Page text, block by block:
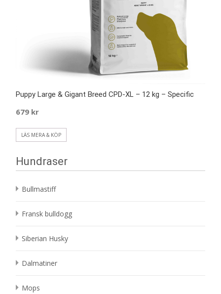
Puppy Large & Gigant Breed CPD-XL – 12 kg – Specific
679 kr
LÄS MERA & KÖP
Hundraser
Bullmastiff
Fransk bulldogg
Siberian Husky
Dalmatiner
Mops